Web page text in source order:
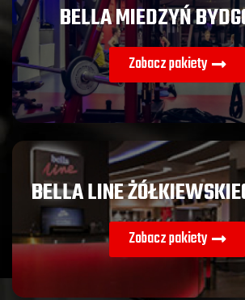
BELLA MIEDZYŃ
Zobacz pakiety
BELLA LINE
Zobacz pakiety